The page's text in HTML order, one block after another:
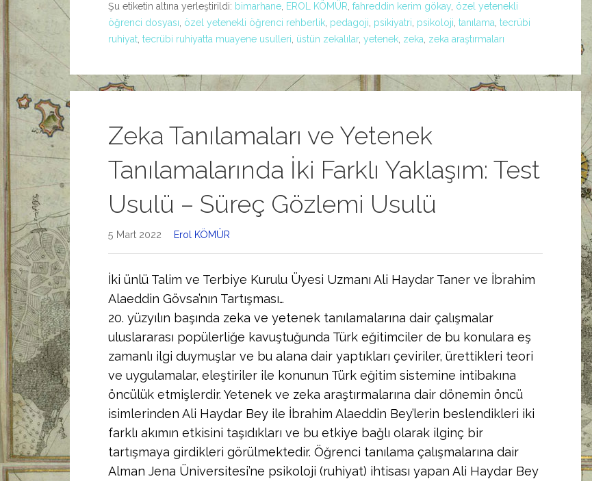
Şu etiketin altına yerleştirildi: bimarhane, EROL KÖMÜR, fahreddin kerim gökay, özel yetenekli
öğrenci dosyası, özel yetenekli öğrenci rehberlik, pedagoji, psikiyatri, psikoloji, tanılama, tecrübi
ruhiyat, tecrübi ruhiyatta muayene usulleri, üstün zekalılar, yetenek, zeka, zeka araştırmaları
Zeka Tanılamaları ve Yetenek
Tanılamalarında İki Farklı Yaklaşım: Test
Usulü – Süreç Gözlemi Usulü
5 Mart 2022 Erol KÖMÜR
İki ünlü Talim ve Terbiye Kurulu Üyesi Uzmanı Ali Haydar Taner ve İbrahim
Alaeddin Gövsa’nın Tartışması…
20. yüzyılın başında zeka ve yetenek tanılamalarına dair çalışmalar
uluslararası popülerliğe kavuştuğunda Türk eğitimciler de bu konulara eş
zamanlı ilgi duymuşlar ve bu alana dair yaptıkları çeviriler, ürettikleri teori
ve uygulamalar, eleştiriler ile konunun Türk eğitim sistemine intibakına
öncülük etmişlerdir. Yetenek ve zeka araştırmalarına dair dönemin öncü
isimlerinden Ali Haydar Bey ile İbrahim Alaeddin Bey’lerin beslendikleri iki
farklı akımın etkisini taşıdıkları ve bu etkiye bağlı olarak ilginç bir
tartışmaya girdikleri görülmektedir. Öğrenci tanılama çalışmalarına dair
Alman Jena Üniversitesi’ne psikoloji (ruhiyat) ihtisası yapan Ali Haydar Bey